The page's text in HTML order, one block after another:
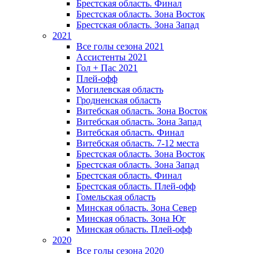
Брестская область. Финал
Брестская область. Зона Восток
Брестская область. Зона Запад
2021
Все голы сезона 2021
Ассистенты 2021
Гол + Пас 2021
Плей-офф
Могилевская область
Гродненская область
Витебская область. Зона Восток
Витебская область. Зона Запад
Витебская область. Финал
Витебская область. 7-12 места
Брестская область. Зона Восток
Брестская область. Зона Запад
Брестская область. Финал
Брестская область. Плей-офф
Гомельская область
Минская область. Зона Север
Минская область. Зона Юг
Минская область. Плей-офф
2020
Все голы сезона 2020